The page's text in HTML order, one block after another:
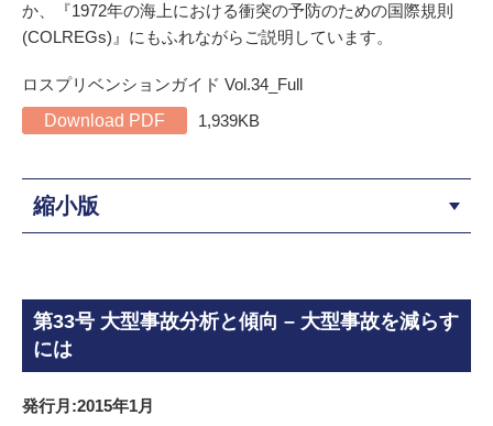
か、『1972年の海上における衝突の予防のための国際規則
(COLREGs)』にもふれながらご説明しています。
ロスプリベンションガイド Vol.34_Full
Download PDF
1,939KB
縮小版
第33号 大型事故分析と傾向 – 大型事故を減らす
には
発行月:2015年1月